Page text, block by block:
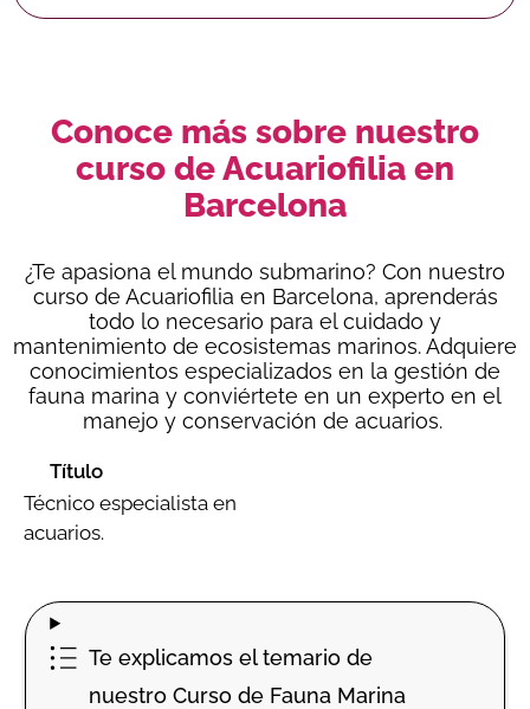
Conoce más sobre nuestro
curso de Acuariofilia en
Barcelona
¿Te apasiona el mundo submarino? Con nuestro
curso de Acuariofilia en Barcelona, aprenderás
todo lo necesario para el cuidado y
mantenimiento de ecosistemas marinos. Adquiere
conocimientos especializados en la gestión de
fauna marina y conviértete en un experto en el
manejo y conservación de acuarios.
Título
Técnico especialista en
acuarios.
Te explicamos el temario de
nuestro Curso de Fauna Marina